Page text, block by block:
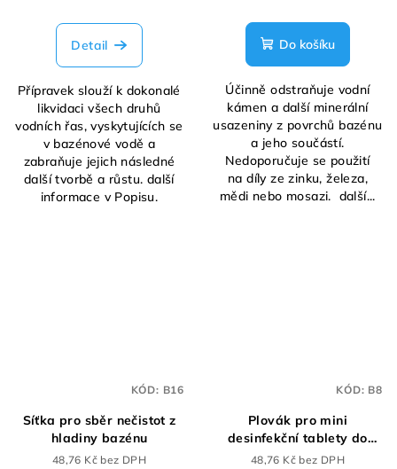
Detail
Přípravek slouží k dokonalé
likvidaci všech druhů
vodních řas, vyskytujících se
v bazénové vodě a
zabraňuje jejich následné
další tvorbě a růstu. další
informace v Popisu.
Do košíku
Účinně odstraňuje vodní
kámen a další minerální
usazeniny z povrchů bazénu
a jeho součástí.
Nedoporučuje se použití
na díly ze zinku, železa,
mědi nebo mosazi. další...
Síťka pro sběr nečistot z
hladiny bazénu
48,76 Kč bez DPH
KÓD: B16
Plovák pro mini
desinfekční tablety do
bazénu
48,76 Kč bez DPH
KÓD: B8